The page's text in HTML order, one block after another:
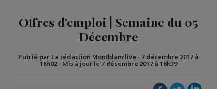
Offres d'emploi | Semaine du 05
Décembre
Publié par La rédaction Montblanclive - 7 décembre 2017 à
16h02 - Mis à jour le 7 décembre 2017 à 16h39